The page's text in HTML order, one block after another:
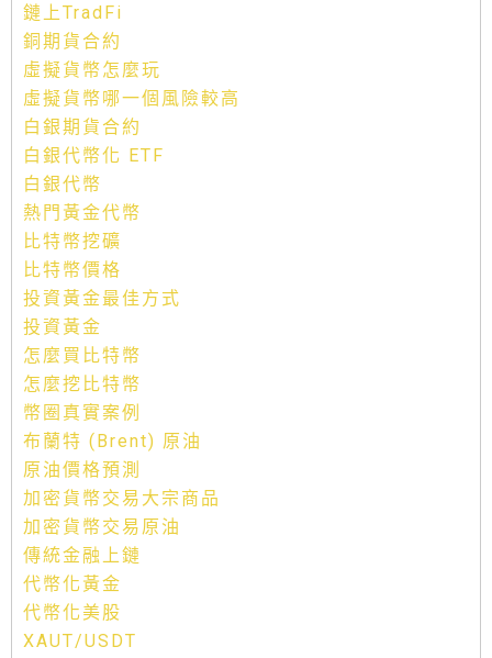
鏈上TradFi
銅期貨合約
虛擬貨幣怎麼玩
虛擬貨幣哪一個風險較高
白銀期貨合約
白銀代幣化 ETF
白銀代幣
熱門黃金代幣
比特幣挖礦
比特幣價格
投資黃金最佳方式
投資黃金
怎麼買比特幣
怎麼挖比特幣
幣圈真實案例
布蘭特 (Brent) 原油
原油價格預測
加密貨幣交易大宗商品
加密貨幣交易原油
傳統金融上鏈
代幣化黃金
代幣化美股
XAUT/USDT